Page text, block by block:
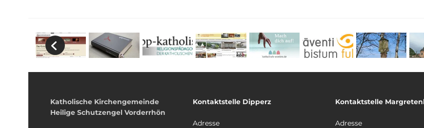
Katholische Kirchengemeinde
Heilige Schutzengel Vorderrhön
Kontaktstelle Dipperz
Adresse
Kontaktstelle
Adresse